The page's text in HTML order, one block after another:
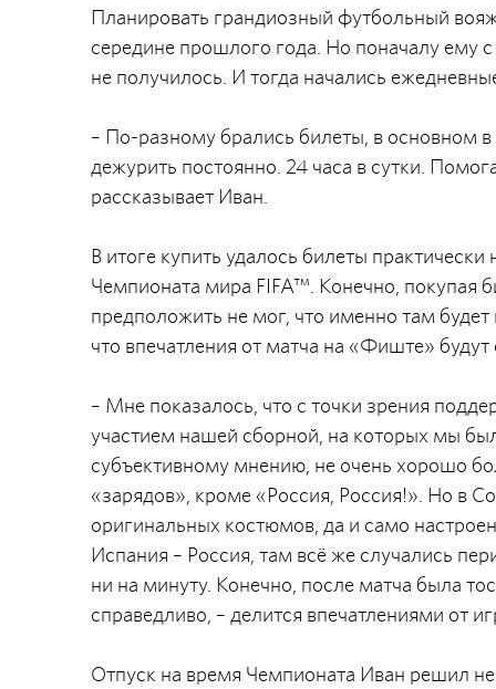
Планировать грандиозный футбольный
середине прошлого года. Но поначалу ему
не получилось. И тогда начались
– По-разному брались билеты, в основном
дежурить постоянно. 24 часа в сутки.
рассказывает Иван.
В итоге купить удалось билеты
Чемпионата мира FIFA™. Конечно, покупая
предположить не мог, что именно там
что впечатления от матча на «Фиште»
– Мне показалось, что с точки зрения
участием нашей сборной, на которых мы
субъективному мнению, не очень хорошо
«зарядов», кроме «Россия, Россия!». Но в
оригинальных костюмов, да и само
Испания – Россия, там всё же случались
ни на минуту. Конечно, после матча была
справедливо, – делится впечатлениями от
Отпуск на время Чемпионата Иван решил